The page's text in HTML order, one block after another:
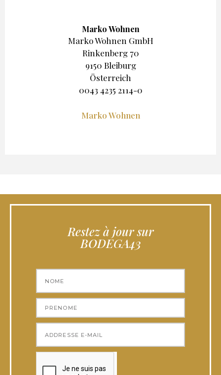
Marko Wohnen
Marko Wohnen GmbH
Rinkenberg 70
9150 Bleiburg
Österreich
0043 4235 2114-0
Marko Wohnen
Restez à jour sur
BODEGA43